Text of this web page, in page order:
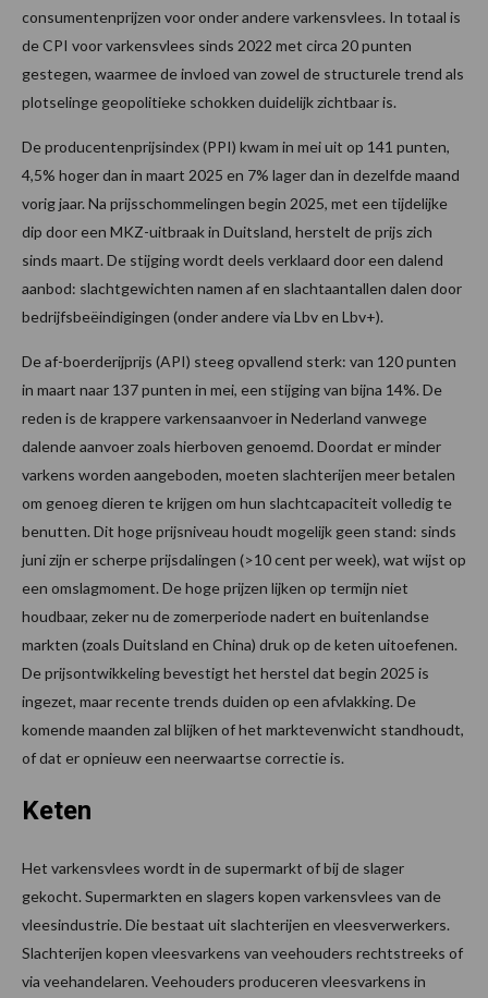
consumentenprijzen voor onder andere varkensvlees. In totaal is
de CPI voor varkensvlees sinds 2022 met circa 20 punten
gestegen, waarmee de invloed van zowel de structurele trend als
plotselinge geopolitieke schokken duidelijk zichtbaar is.
De producentenprijsindex (PPI) kwam in mei uit op 141 punten,
4,5% hoger dan in maart 2025 en 7% lager dan in dezelfde maand
vorig jaar. Na prijsschommelingen begin 2025, met een tijdelijke
dip door een MKZ-uitbraak in Duitsland, herstelt de prijs zich
sinds maart. De stijging wordt deels verklaard door een dalend
aanbod: slachtgewichten namen af en slachtaantallen dalen door
bedrijfsbeëindigingen (onder andere via Lbv en Lbv+).
De af-boerderijprijs (API) steeg opvallend sterk: van 120 punten
in maart naar 137 punten in mei, een stijging van bijna 14%. De
reden is de krappere varkensaanvoer in Nederland vanwege
dalende aanvoer zoals hierboven genoemd. Doordat er minder
varkens worden aangeboden, moeten slachterijen meer betalen
om genoeg dieren te krijgen om hun slachtcapaciteit volledig te
benutten. Dit hoge prijsniveau houdt mogelijk geen stand: sinds
juni zijn er scherpe prijsdalingen (>10 cent per week), wat wijst op
een omslagmoment. De hoge prijzen lijken op termijn niet
houdbaar, zeker nu de zomerperiode nadert en buitenlandse
markten (zoals Duitsland en China) druk op de keten uitoefenen.
De prijsontwikkeling bevestigt het herstel dat begin 2025 is
ingezet, maar recente trends duiden op een afvlakking. De
komende maanden zal blijken of het marktevenwicht standhoudt,
of dat er opnieuw een neerwaartse correctie is.
Keten
Het varkensvlees wordt in de supermarkt of bij de slager
gekocht. Supermarkten en slagers kopen varkensvlees van de
vleesindustrie. Die bestaat uit slachterijen en vleesverwerkers.
Slachterijen kopen vleesvarkens van veehouders rechtstreeks of
via veehandelaren. Veehouders produceren vleesvarkens in